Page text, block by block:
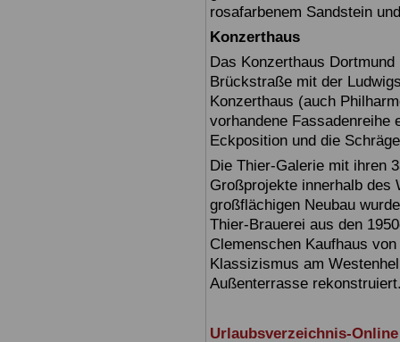
rosafarbenem Sandstein
Konzerthaus
Das Konzerthaus
Brückstraße mit der
Konzerthaus (auch
vorhandene Fassadenreihe
Eckposition und die
Die Thier-Galerie mit ihren
Großprojekte innerhalb des
großflächigen Neubau
Thier-Brauerei aus den
Clemenschen Kaufhaus
Klassizismus am
Außenterrasse
Urlaubsverzeichnis-Online